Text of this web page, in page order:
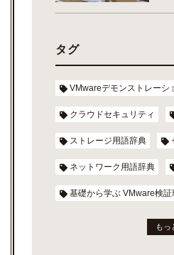
タグ
VMwareデモンストレーシ
クラウドセキュリティ
ストレージ用語辞典
ネットワーク用語辞典
基礎から学ぶ VMware検証
もっ